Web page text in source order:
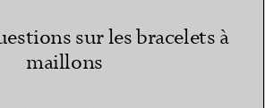
sur les bracelets à
maillons